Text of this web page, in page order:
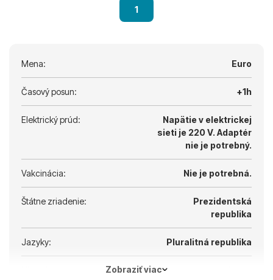
1
Mena: Euro
Časový posun: +1h
Elektrický prúd:
Napätie v elektrickej
sieti je 220 V. Adaptér
nie je potrebný.
Vakcinácia: Nie je potrebná.
Štátne zriadenie:
Prezidentská
republika
Jazyky: Pluralitná republika
Zobraziť viac